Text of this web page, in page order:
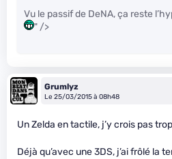
Vu le passif de DeNA, ça reste
" />
Grumlyz
Le 25/03/2015 à 08h48
Un Zelda en tactile, j’y crois pas
Déjà qu’avec une 3DS, j’ai frôlé la